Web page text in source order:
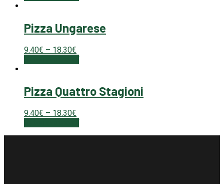
Pizza Ungarese
9.40€ – 18.30€
Pizza Quattro Stagioni
9.40€ – 18.30€